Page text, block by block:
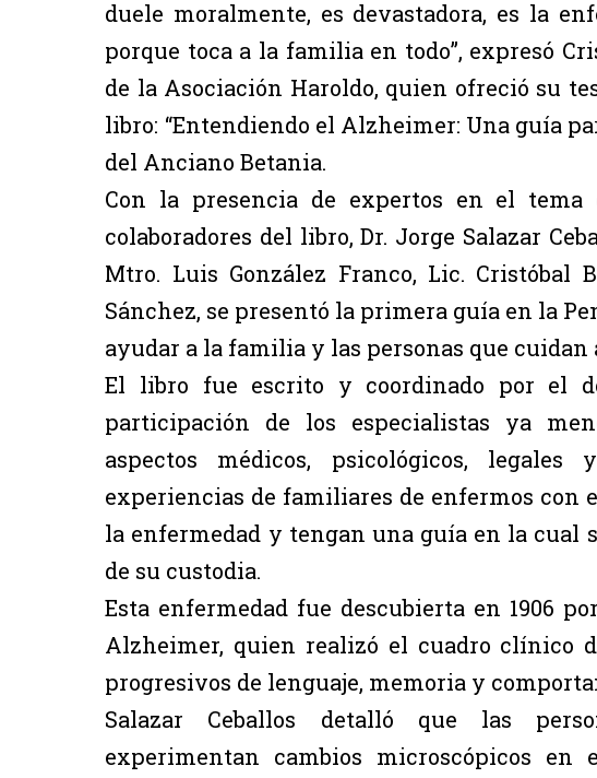
duele moralmente, es devastadora, es la
porque toca a la familia en todo”, expresó
de la Asociación Haroldo, quien ofreció su
libro: “Entendiendo el Alzheimer: Una guía
del Anciano Betania.
Con la presencia de expertos en el
colaboradores del libro, Dr. Jorge Salazar
Mtro. Luis González Franco, Lic. Cristóbal
Sánchez, se presentó la primera guía en la
ayudar a la familia y las personas que cuidan
El libro fue escrito y coordinado por el
participación de los especialistas ya
aspectos médicos, psicológicos,
experiencias de familiares de enfermos con
la enfermedad y tengan una guía en la cual
de su custodia.
Esta enfermedad fue descubierta en 1906
Alzheimer, quien realizó el cuadro clínico
progresivos de lenguaje, memoria y
Salazar Ceballos detalló que las
experimentan cambios microscópicos